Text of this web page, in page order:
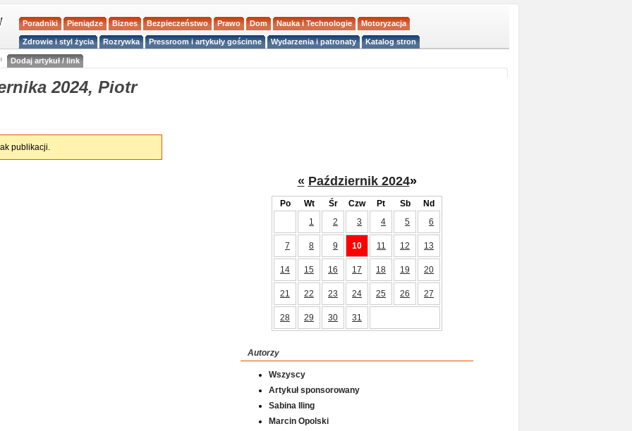
Poradniki Pieniądze Biznes Bezpieczeństwo Prawo Dom Nauka i Technologie Motoryzacja
Zdrowie i styl życia Rozrywka Pressroom i artykuły gościnne Wydarzenia i patronaty Katalog stron
Dodaj artykuł / link
2024, Piotr
publikacji.
« Październik 2024»
Po Wt Śr Czw Pt Sb
Nd
1
2 3 4 5 6
7 8 9 10 11 12 13
14 15 16 17 18 19 20
21 22 23 24 25 26 27
28 29 30 31
Autorzy
Wszyscy
Artykuł sponsorowany
Sabina Iling
Marcin Opolski